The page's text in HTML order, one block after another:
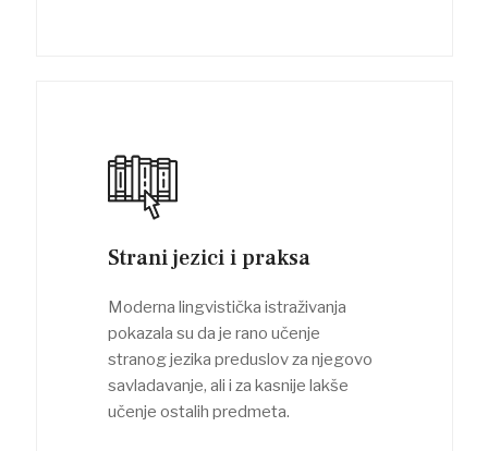
Strani jezici i praksa
Moderna lingvistička istraživanja
pokazala su da je rano učenje
stranog jezika preduslov za njegovo
savladavanje, ali i za kasnije lakše
učenje ostalih predmeta.